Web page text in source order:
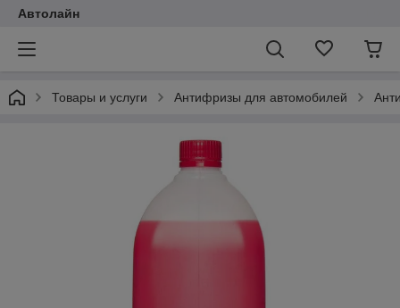
Автолайн
Товары и услуги Антифризы для автомобилей